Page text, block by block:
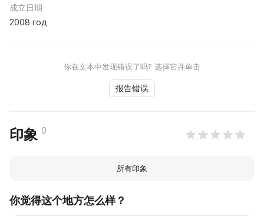
成立日期
2008 год
你在文本中发现错误了吗? 选择它并单击
报告错误
印象 0
所有印象
你觉得这个地方怎么样？